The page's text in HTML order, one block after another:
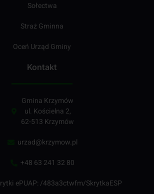
Sołectwa
Straż Gminna
Oceń Urząd Gminy
Kontakt
Gmina Krzymów
ul. Kościelna 2,
62-513 Krzymów
urzad@krzymow.pl
+48 63 241 32 80
ePUAP: /483a3ctwfm/SkrytkaESP